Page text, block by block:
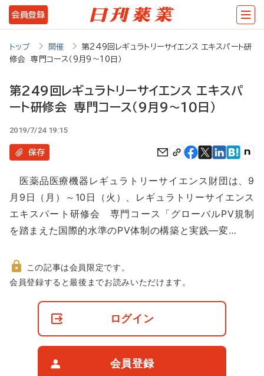
メ
イ
ン
テ
ツ
に
動
会員登録
トップ 開催
第249回レギュラトリーサイエンス エキスパート研
修会 専門コース（9月9～10日）
第249回レギュラトリーサイエンス エキスパ
ート研修会 専門コース（9月9～10日）
2019/7/24 19:15
保存
医薬品医療機器レギュラトリーサイエンス財団は、9
月9日（月）～10日（火）、レギュラトリーサイエンス
エキスパート研修会 専門コース「グローバルPV規制
を踏まえた国際的水準のPV体制の構築と実践―変…
非
この記事は会員限定です。
会員登録すると最後までお読みいただけます。
ログイン
会員登録